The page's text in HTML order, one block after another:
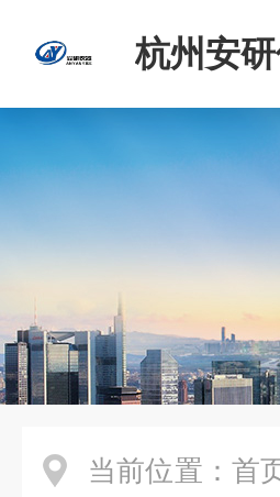
杭州安
司
当前位置： 首